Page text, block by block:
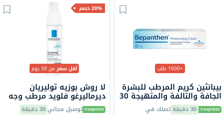
+1000 طلب
بيبانثين كريم المرطب للبشرة
الجافة والتالفة والمتهيجة 30
جرام 30 دقيقة تصلك في
20% خصم
أقل سعرمن 30 يوم
لا روش بوزيه توليريان
ديرماليرغو فلويد مرطب وجه
للبشرة الحساسة 40 مل
توصيل مجاني30 دقيقة